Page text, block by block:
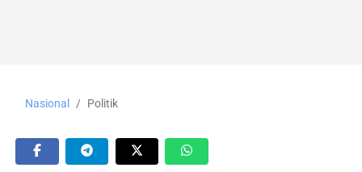
Nasional Politik